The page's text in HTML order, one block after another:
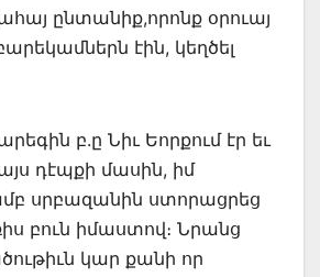
ընտանիք,որոնք օրուայ
էին, կեղծել
բ.ը Նիւ Եորքում էր եւ
դէպքի մասին, իմ
սրբազանին ստորացրեց
բուն իմաստով։ Նրանց
կար քանի որ